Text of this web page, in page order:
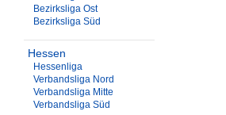
Bezirksliga Ost
Bezirksliga Süd
Hessen
Hessenliga
Verbandsliga Nord
Verbandsliga Mitte
Verbandsliga Süd